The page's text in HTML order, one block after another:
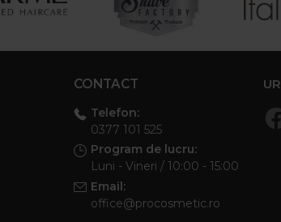
CONTACT
Telefon:
0377 101 525
Program de lucru:
Luni - Vineri / 10:00 - 15:00
Email:
office@procosmetic.ro